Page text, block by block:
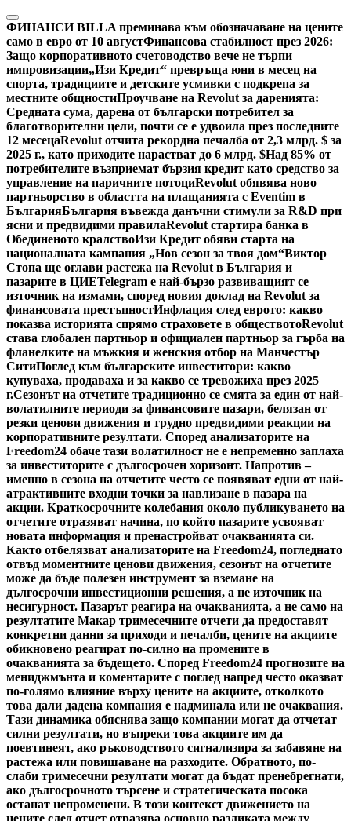
Skip
to
content
ФИНАНСИ BILLA преминава към обозначаване на цените
само в евро от 10 августФинансова стабилност през 2026:
Защо корпоративното счетоводство вече не търпи
импровизации„Изи Кредит“ превръща юни в месец на
спорта, традициите и детските усмивки с подкрепа за
местните общностиПроучване на Revolut за даренията:
Средната сума, дарена от български потребител за
благотворителни цели, почти се е удвоила през последните
12 месецаRevolut отчита рекордна печалба от 2,3 млрд. $ за
2025 г., като приходите нарастват до 6 млрд. $Над 85% от
потребителите възприемат бързия кредит като средство за
управление на паричните потоциRevolut обявява ново
партньорство в областта на плащанията с Eventim в
БългарияБългария въвежда данъчни стимули за R&D при
ясни и предвидими правилаRevolut стартира банка в
Обединеното кралствоИзи Кредит обяви старта на
националната кампания „Нов сезон за твоя дом“Виктор
Стопа ще оглави растежа на Revolut в България и
пазарите в ЦИЕTelegram е най-бързо развиващият се
източник на измами, според новия доклад на Revolut за
финансовата престъпностИнфлация след еврото: какво
показва историята спрямо страховете в обществотоRevolut
става глобален партньор и официален партньор за гърба на
фланелките на мъжкия и женския отбор на Манчестър
СитиПоглед към българските инвеститори: какво
купуваха, продаваха и за какво се тревожиха през 2025
г.Сезонът на отчетите традиционно се смята за един от най-
волатилните периоди за финансовите пазари, белязан от
резки ценови движения и трудно предвидими реакции на
корпоративните резултати. Според анализаторите на
Freedom24 обаче тази волатилност не е непременно заплаха
за инвеститорите с дългосрочен хоризонт. Напротив –
именно в сезона на отчетите често се появяват едни от най-
атрактивните входни точки за навлизане в пазара на
акции. Краткосрочните колебания около публикуването на
отчетите отразяват начина, по който пазарите усвояват
новата информация и пренастройват очакванията си.
Както отбелязват анализаторите на Freedom24, погледнато
отвъд моментните ценови движения, сезонът на отчетите
може да бъде полезен инструмент за вземане на
дългосрочни инвестиционни решения, а не източник на
несигурност. Пазарът реагира на очакванията, а не само на
резултатите Макар тримесечните отчети да предоставят
конкретни данни за приходи и печалби, цените на акциите
обикновено реагират по-силно на промените в
очакванията за бъдещето. Според Freedom24 прогнозите на
мениджмънта и коментарите с поглед напред често оказват
по-голямо влияние върху цените на акциите, отколкото
това дали дадена компания е надминала или не очаквания.
Тази динамика обяснява защо компании могат да отчетат
силни резултати, но въпреки това акциите им да
поевтинеят, ако ръководството сигнализира за забавяне на
растежа или повишаване на разходите. Обратното, по-
слаби тримесечни резултати могат да бъдат пренебрегнати,
ако дългосрочното търсене и стратегическата посока
останат непроменени. В този контекст движението на
цените след отчет отразява основно разликата между